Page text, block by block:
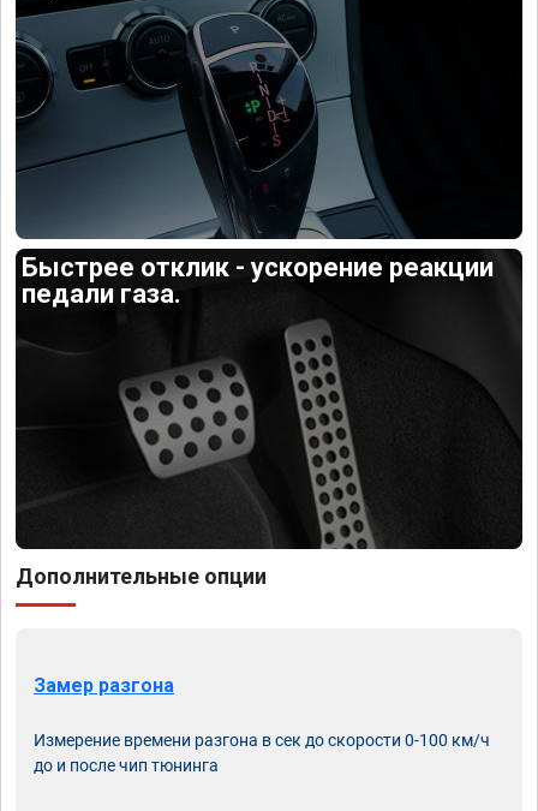
Быстрее отклик - ускорение реакции
педали газа.
Дополнительные опции
Замер разгона
Измерение времени разгона в сек до скорости 0-100 км/ч
до и после чип тюнинга